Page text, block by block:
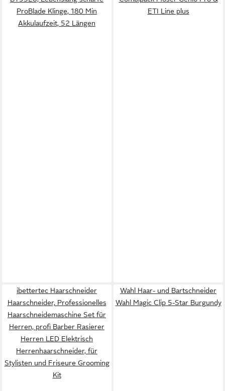
ProBlade Klinge, 180 Min
Akkulaufzeit, 52 Längen
ETI Line plus
ibettertec Haarschneider
Haarschneider, Professionelles
Haarschneidemaschine Set für
Herren, profi Barber Rasierer
Herren LED Elektrisch
Herrenhaarschneider, für
Stylisten und Friseure Grooming
Kit
Wahl Haar- und Bartschneider
Wahl Magic Clip 5-Star Burgundy